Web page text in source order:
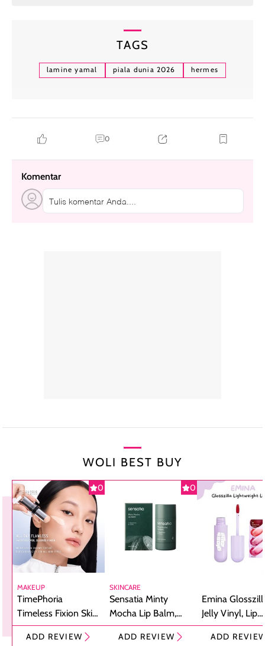
TAGS
lamine yamal piala dunia 2026 hermes
0
Komentar
Tulis komentar Anda....
WOLI BEST BUY
0
MAKEUP
TimePhoria
Timeless Fixion Skin
Tint Stick,
Foundation dan
ADD REVIEW
0
SKINCARE
Sensatia Minty
Mocha Lip Balm,
Pelembap Bibir
dengan Aroma
ADD REVIEW
Emina
Jelly Vinyl, Lip
Cream Glossy
Ringan
ADD